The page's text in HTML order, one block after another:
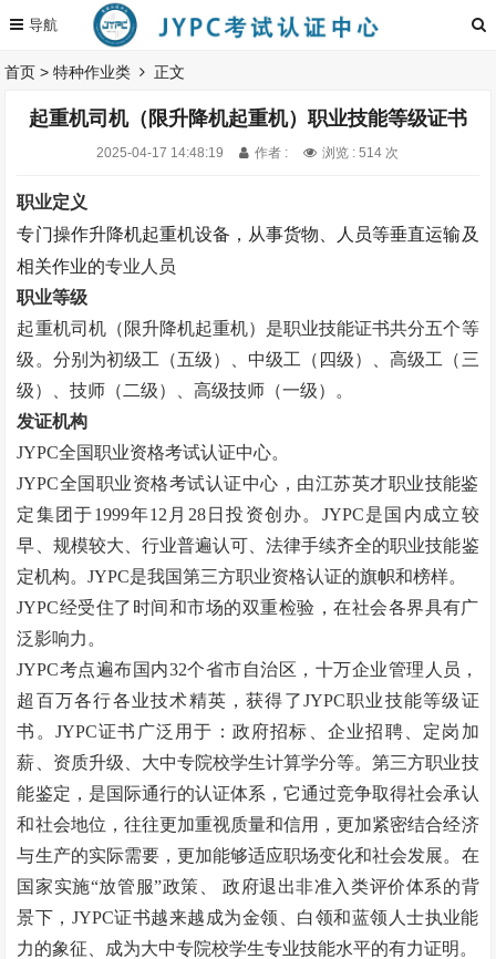
首页 >特种作业类 正文
起重机司机（限升降机起重机）职业技能等级证书
2025-04-17 14:48:19 作者 : 浏览 : 514 次
职业定义
专门操作升降机起重机设备，从事货物、人员等垂直运输及
相关作业的专业人员
职业等级
起重机司机（限升降机起重机）是职业技能证书共分五个等
级。 分别为初级工（五级）、中级工（四级）、高级工（三
级）、技师（二级）、高级技师（一级）。
发证机构
JYPC全国职业资格考试认证中心。
JYPC全国职业资格考试认证中心，由江苏英才职业技能鉴
定集团于1999年12月28日投资创办。JYPC是国内成立较
早、规模较大、行业普遍认可、法律手续齐全的职业技能鉴
定机构。JYPC是我国第三方职业资格认证的旗帜和榜样。
JYPC经受住了时间和市场的双重检验，在社会各界具有广
泛影响力。
JYPC考点遍布国内32个省市自治区，十万企业管理人员，
超百万各行各业技术精英，获得了JYPC职业技能等级证
书。JYPC证书广泛用于：政府招标、企业招聘、定岗加
薪、资质升级、大中专院校学生计算学分等。第三方职业技
能鉴定，是国际通行的认证体系，它通过竞争取得社会承认
和社会地位，往往更加重视质量和信用，更加紧密结合经济
与生产的实际需要，更加能够适应职场变化和社会发展。在
国家实施“放管服”政策、
政府退出非准入类评价体系的背
景下，JYPC证书越来越成为金领、白领和蓝领人士执业能
力的象征、成为大中专院校学生专业技能水平的有力证明。